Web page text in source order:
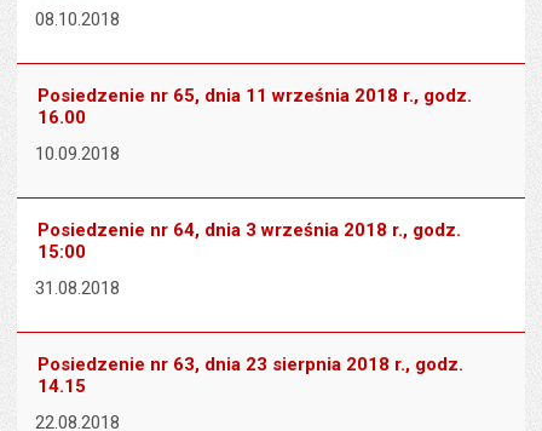
08.10.2018
Posiedzenie nr 65, dnia 11 września 2018 r., godz.
16.00
10.09.2018
Posiedzenie nr 64, dnia 3 września 2018 r., godz.
15:00
31.08.2018
Posiedzenie nr 63, dnia 23 sierpnia 2018 r., godz.
14.15
22.08.2018